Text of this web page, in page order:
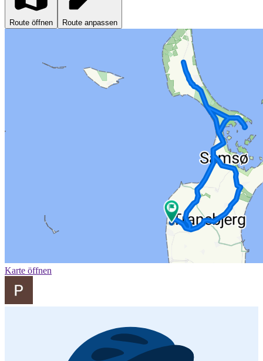
Route öffnen Route anpassen
Karte öffnen